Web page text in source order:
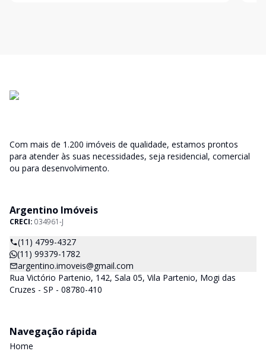
Com mais de 1.200 imóveis de qualidade, estamos prontos
para atender às suas necessidades, seja residencial, comercial
ou para desenvolvimento.
Argentino Imóveis
CRECI: 034961-J
(11) 4799-4327
(11) 99379-1782
argentino.imoveis@gmail.com
Rua Victório Partenio, 142, Sala 05, Vila Partenio, Mogi das
Cruzes - SP - 08780-410
Navegação rápida
Home